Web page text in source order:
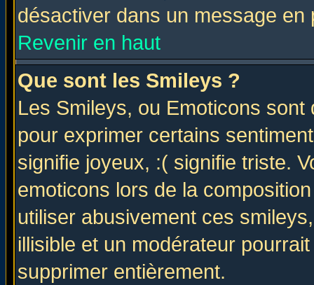
désactiver dans un message
Revenir en haut
Que sont les Smileys ?
Les Smileys, ou Emoticons
pour exprimer certains
signifie joyeux, :( signifie triste.
emoticons lors de la
utiliser abusivement ces
illisible et un modérateur
supprimer entièrement.